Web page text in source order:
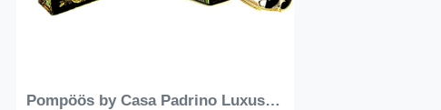
Pompöös by Casa Padrino Luxus Damen Handtaschen Set Baroque Flowers mit Krone und Strass Steine Grün / Schwarz / Gold - Pompööse Damen Handtaschen designed by Harald Glööckler